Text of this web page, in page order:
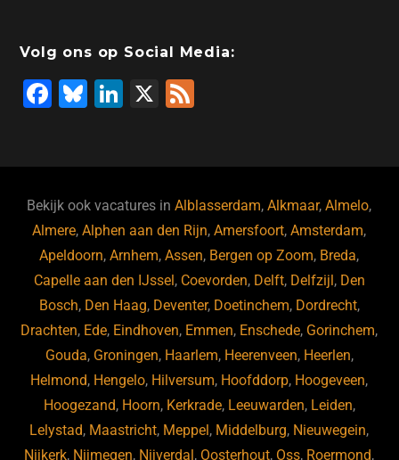
Volg ons op Social Media:
F
b
o
o
k
Bl
ky
Li
dI
n
X
Bekijk ook vacatures inAlblasserdam,Alkmaar,Almelo,
Almere,Alphen aan den Rijn,Amersfoort,Amsterdam,
Apeldoorn,Arnhem,Assen, Bergen op Zoom, Breda,
Capelle aan den IJssel , Coevorden, Delft, Delfzijl , Den
Bosch, Den Haag, Deventer, Doetinchem, Dordrecht,
Drachten, Ede, Eindhoven, Emmen, Enschede, Gorinchem,
Gouda, Groningen, Haarlem, Heerenveen, Heerlen,
Helmond, Hengelo, Hilversum, Hoofddorp, Hoogeveen,
Hoogezand, Hoorn, Kerkrade, Leeuwarden, Leiden,
Lelystad, Maastricht, Meppel , Middelburg, Nieuwegein,
Nijkerk, Nijmegen, Nijverdal , Oosterhout, Oss, Roermond,